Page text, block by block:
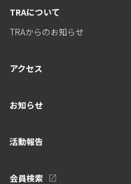
TRAについて
TRAからのお知らせ
アクセス
お知らせ
活動報告
会員検索